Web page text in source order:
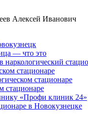
Алексей Иванович
— что это
наркологический
стационаре
стационаре
стационаре
«Профи клиник 24»
в Новокузнецке